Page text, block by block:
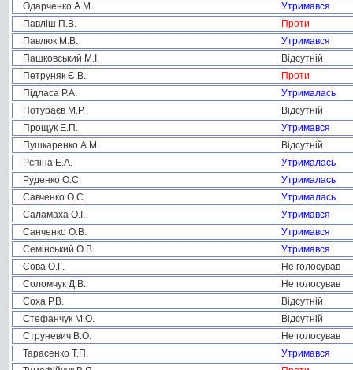
Одарченко А.М.
Утримався
Павліш П.В.
Проти
Павлюк М.В.
Утримався
Пашковський М.І.
Відсутній
Петруняк Є.В.
Проти
Підласа Р.А.
Утрималась
Потураєв М.Р.
Відсутній
Прощук Е.П.
Утримався
Пушкаренко А.М.
Відсутній
Рєпіна Е.А.
Утрималась
Руденко О.С.
Утрималась
Савченко О.С.
Утрималась
Саламаха О.І.
Утримався
Санченко О.В.
Утримався
Семінський О.В.
Утримався
Сова О.Г.
Не голосував
Соломчук Д.В.
Не голосував
Соха Р.В.
Відсутній
Стефанчук М.О.
Відсутній
Струневич В.О.
Не голосував
Тарасенко Т.П.
Утримався